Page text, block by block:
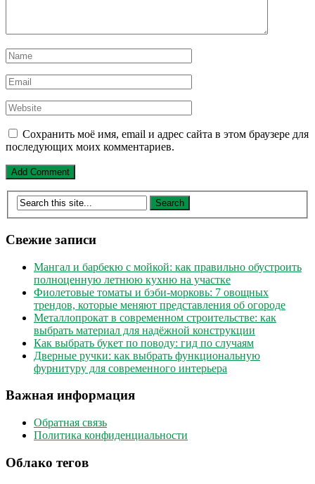
Сохранить моё имя, email и адрес сайта в этом браузере для
последующих моих комментариев.
Свежие записи
Мангал и барбекю с мойкой: как правильно обустроить
полноценную летнюю кухню на участке
Фиолетовые томаты и бэби-морковь: 7 овощных
трендов, которые меняют представления об огороде
Металлопрокат в современном строительстве: как
выбрать материал для надёжной конструкции
Как выбрать букет по поводу: гид по случаям
Дверные ручки: как выбрать функциональную
фурнитуру для современного интерьера
Важная информация
Обратная связь
Политика конфиденциальности
Облако тегов